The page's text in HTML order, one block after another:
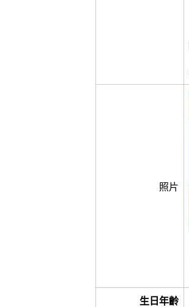
照片
生日年齡